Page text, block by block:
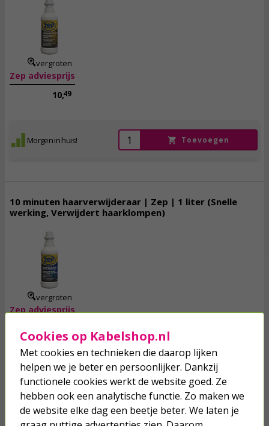
vergroten
Zep adviesprijs
10,49
Morgen in huis! Toevoegen
10 minuten haarverwijderaar | Zep | 1 liter (Snelle
werking, Verwijdert haarklompen)
vergroten
Zep adviesprijs
10,
Morgen in huis! Toevoegen
Cookies op Kabelshop.nl
Met cookies en technieken die daarop lijken
helpen we je beter en persoonlijker. Dankzij
functionele cookies werkt de website goed. Ze
hebben ook een analytische functie. Zo maken we
de website elke dag een beetje beter. We laten je